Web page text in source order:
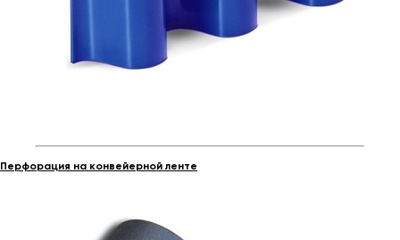
Перфорация на конвейерной ленте